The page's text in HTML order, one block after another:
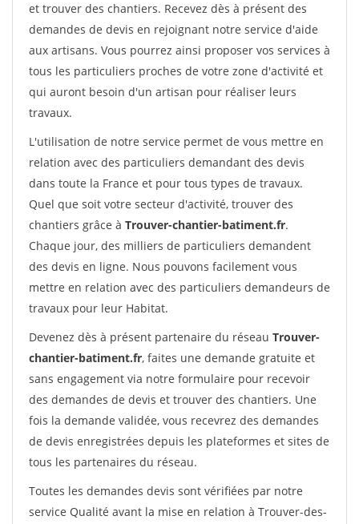
et trouver des chantiers. Recevez dès à présent des
demandes de devis en rejoignant notre service d'aide
aux artisans. Vous pourrez ainsi proposer vos services à
tous les particuliers proches de votre zone d'activité et
qui auront besoin d'un artisan pour réaliser leurs
travaux.
L'utilisation de notre service permet de vous mettre en
relation avec des particuliers demandant des devis
dans toute la France et pour tous types de travaux.
Quel que soit votre secteur d'activité, trouver des
chantiers grâce à Trouver-chantier-batiment.fr.
Chaque jour, des milliers de particuliers demandent
des devis en ligne. Nous pouvons facilement vous
mettre en relation avec des particuliers demandeurs de
travaux pour leur Habitat.
Devenez dès à présent partenaire du réseau Trouver-
chantier-batiment.fr, faites une demande gratuite et
sans engagement via notre formulaire pour recevoir
des demandes de devis et trouver des chantiers. Une
fois la demande validée, vous recevrez des demandes
de devis enregistrées depuis les plateformes et sites de
tous les partenaires du réseau.
Toutes les demandes devis sont vérifiées par notre
service Qualité avant la mise en relation à Trouver-des-